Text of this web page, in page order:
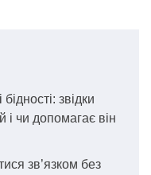
звідки
і чи допомагає він
зв’язком без